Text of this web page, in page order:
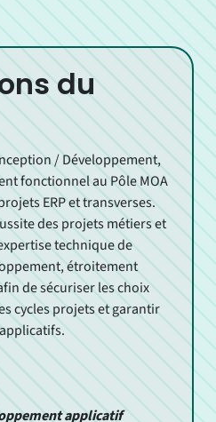
du
/ Développement,
fonctionnel au Pôle MOA
ERP et transverses.
des projets métiers et
technique de
étroitement
de sécuriser les choix
cycles projets et garantir
applicatif